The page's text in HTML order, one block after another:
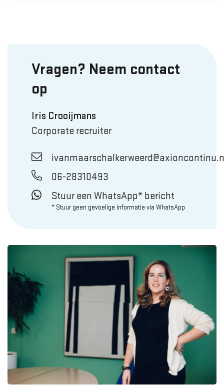
Vragen? Neem contact
op
Iris Crooijmans
Corporate recruiter
06-28310493
Stuur een WhatsApp* bericht
* Stuur geen gevoelige informatie via WhatsApp